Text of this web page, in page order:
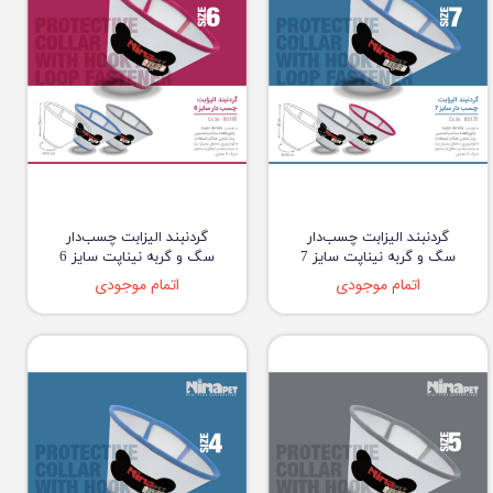
گردنبند الیزابت چسب‌دار
سگ و گربه نیناپت سایز 7
اتمام موجودی
گردنبند الیزابت چسب‌دار
سگ و گربه نیناپت سایز 6
اتمام موجودی